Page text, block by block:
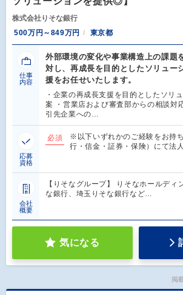
株式会社りそな銀行
500万円～849万円
東京都
仕事
内容
外部環境の変化や事業構造上の課題
対し、再成長を目的としたソリュー
援をお任せいたします。
・企業の再成長支援を目的としたソリ
案 ・営業店および審査部からの相談対
引先企業への…
応募
資格
必須
※以下いずれかのご経験をお持
行・信金・証券・保険）にて法
会社
概要
【りそなグループ】 りそなホールディ
な銀行、埼玉りそな銀行など…
気になる
掲